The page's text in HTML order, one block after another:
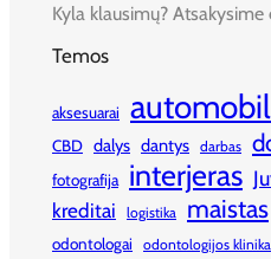
Kyla klausimų?
Temos
aksesuarai
CBD dalys dantys darbas
fotografija interjeras
kreditai logistika maistas
odontologai odontologijos klinika